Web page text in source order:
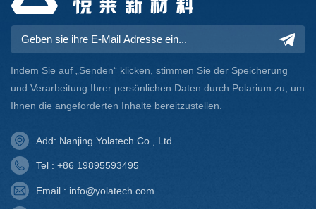
Alternativen zu
Zukunft.
Indem Sie auf „Senden“ klicken, stimmen Sie der Speicherung
und Verarbeitung Ihrer persönlichen Daten durch Polarium zu, um
Ihnen die angeforderten Inhalte bereitzustellen.
Add: Nanjing Yolatech Co., Ltd.
Tel : +86 19895593495
Email : info@yolatech.com